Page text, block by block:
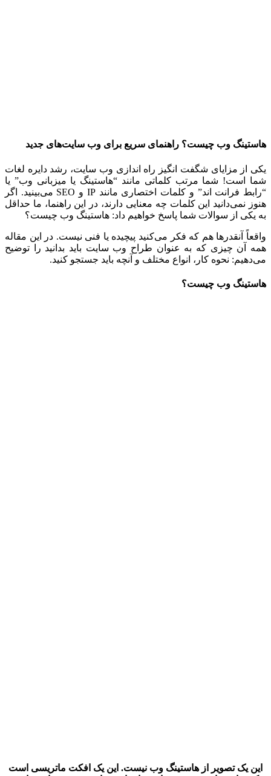
هاستینگ وب چیست؟ راهنمای سریع برای وب سایت‌های جدید
یکی از مزایای شگفت انگیز راه اندازی وب سایت، رشد دایره لغات
شما است! شما مرتب کلماتی مانند “هاستینگ یا میزبانی وب” یا
“رابط فرانت اند” و کلمات اختصاری مانند IP و SEO می‌بینید. اگر
هنوز نمی‌دانید این کلمات چه معنایی دارند، در این راهنما، ما حداقل
به یکی از سوالات شما پاسخ خواهیم داد: هاستینگ وب چیست؟
واقعاً آنقدرها هم که فکر می‌کنید پیچیده یا فنی نیست. در این مقاله
همه آن چیزی که به عنوان طراح وب سایت باید بدانید را توضیح
می‌دهیم: نحوه کار، انواع مختلف و آنچه باید جستجو کنید.
هاستینگ وب چیست؟
این یک تصویر از هاستینگ وب نیست. این یک افکت ماتریسی است